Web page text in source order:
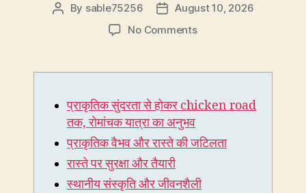
Post
By sable75256
PostAugust 10, 2026
No Commentson
से
chicken
तक,
रोमांचक
का
प्राकृतिक सुंदरता से होकर chicken road
तक, रोमांचक यात्रा का अनुभव
प्राकृतिक वैभव और रास्ते की जटिलता
रास्ते पर सुरक्षा और तैयारी
स्थानीय संस्कृति और जीवनशैली